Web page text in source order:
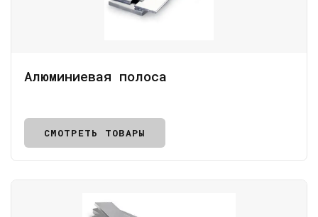
Алюминиевая полоса
СМОТРЕТЬ ТОВАРЫ